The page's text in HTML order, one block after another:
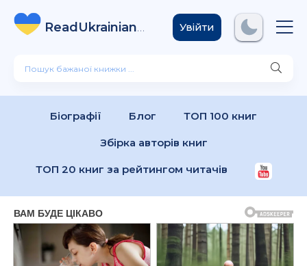
ReadUkrainian
Books .com
Увійти
Біографії Блог ТОП 100 книг
Збірка авторів книг
ТОП 20 книг за рейтингом читачів